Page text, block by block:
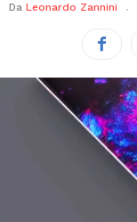
Da Leonardo Zannini